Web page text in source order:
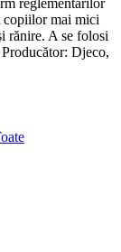
reglementărilor
mai mici
rănire. A se folosi
Djeco,